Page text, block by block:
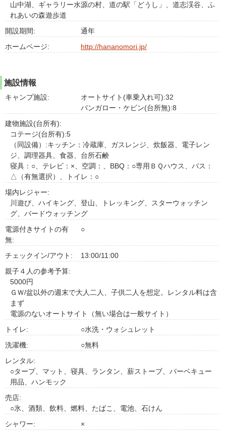
山中湖、ギャラリー水源の村、道の駅「どうし」、道志渓谷、ふ
れあいの森遊歩道
開設期間:
通年
ホームページ:
http://hananomori.jp/
施設情報
キャンプ施設:
オートサイト(車乗入れ可):32
バンガロー・ケビン(台所無):8
建物施設(台所有):
コテージ(台所有):5
（同設備）:キッチン：冷蔵庫、ガスレンジ、炊飯器、電子レン
ジ、調理器具、食器、台所石鹸
寝具：○、テレビ：×、空調：、BBQ：○専用ＢＱハウス、バス：
△（有無選択）、トイレ：○
場内レジャー:
川遊び、ハイキング、登山、トレッキング、スターウォッチン
グ、バードウォッチング
電源付きサイトの有
無:
○
チェックイン/アウト:
13:00/11:00
親子４人の参考予算:
5000円
ＧＷ/盆以外の週末で大人二人、子供二人を想定。レンタル料は含
まず
電源のないオートサイト（無い場合は一般サイト）
トイレ:
○水洗・ウォシュレット
洗濯機:
○無料
レンタル:
○タープ、マット、寝具、ランタン、薪ストーブ、バーベキュー
用品、ハンモック
売店:
○氷、酒類、飲料、燃料、たばこ、電池、石けん
シャワー:
×